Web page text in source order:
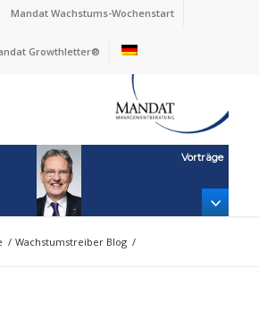
Mandat Wachstums-Wochenstart
Growthletter®
Vorträge
/ Wachstumstreiber Blog /